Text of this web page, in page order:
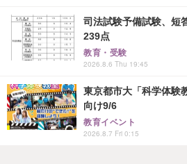
司法試験予備試験、短
239点
教育・受験
2026.8.6 Thu 19:45
東京都市大「科学体験
向け9/6
教育イベント
2026.8.7 Fri 0:15